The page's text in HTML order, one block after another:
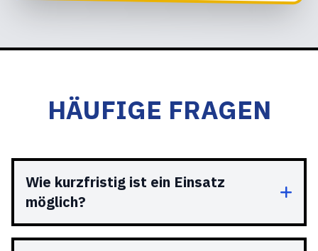
HÄUFIGE FRAGEN
Wie kurzfristig ist ein Einsatz
möglich?